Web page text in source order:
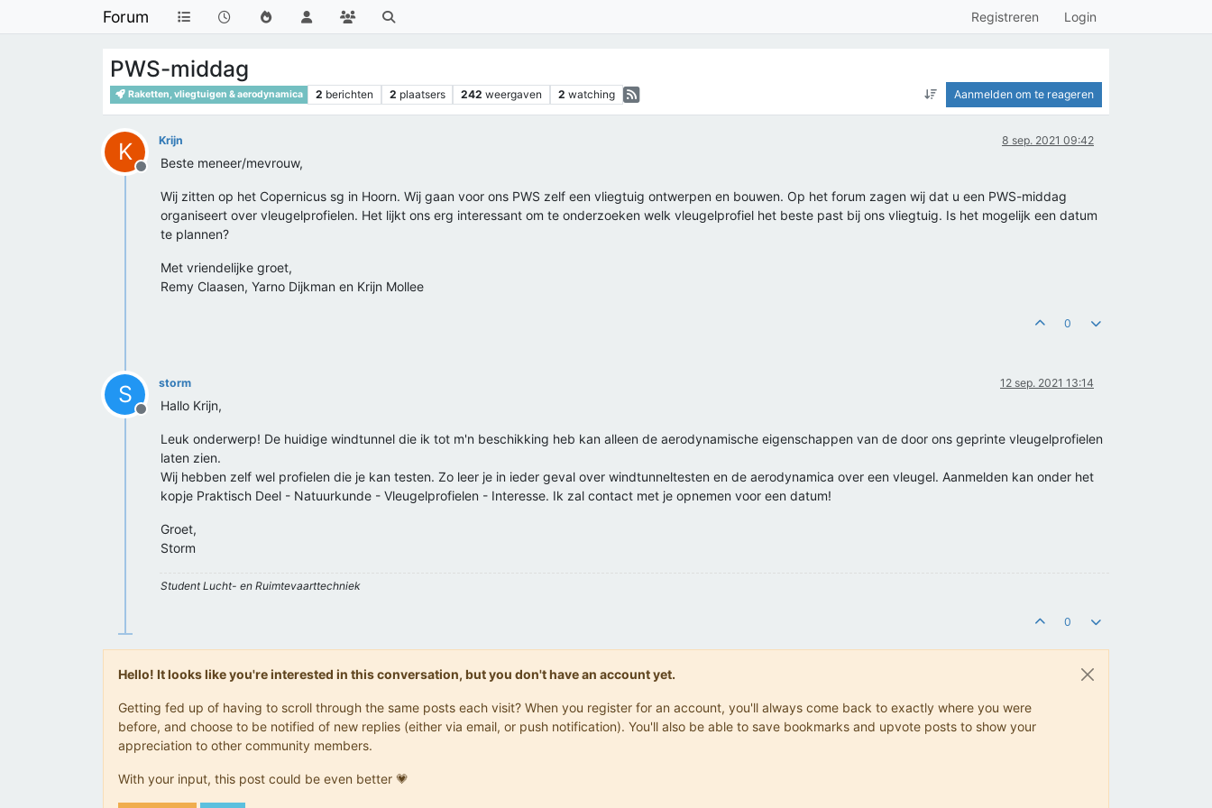
Forum Registreren Login
PWS-middag
Raketten, vliegtuigen & aerodynamica 2 berichten 2 plaatsers 242 weergaven 2 watching Aanmelden om te reageren
K
Offline
Krijn 8 sep. 2021 09:42
Beste meneer/mevrouw,
Wij zitten op het Copernicus sg in Hoorn. Wij gaan voor ons PWS zelf een vliegtuig ontwerpen en bouwen. Op het forum zagen wij dat u een PWS-middag
organiseert over vleugelprofielen. Het lijkt ons erg interessant om te onderzoeken welk vleugelprofiel het beste past bij ons vliegtuig. Is het mogelijk een datum
te plannen?
Met vriendelijke groet,
Remy Claasen, Yarno Dijkman en Krijn Mollee
0
S
Offline
storm 12 sep. 2021 13:14
Hallo Krijn,
Leuk onderwerp! De huidige windtunnel die ik tot m'n beschikking heb kan alleen de aerodynamische eigenschappen van de door ons geprinte vleugelprofielen
laten zien.
Wij hebben zelf wel profielen die je kan testen. Zo leer je in ieder geval over windtunneltesten en de aerodynamica over een vleugel. Aanmelden kan onder het
kopje Praktisch Deel - Natuurkunde - Vleugelprofielen - Interesse. Ik zal contact met je opnemen voor een datum!
Groet,
Storm
Student Lucht- en Ruimtevaarttechniek
0
Hello! It looks like you're interested in this conversation, but you don't have an account yet.
Getting fed up of having to scroll through the same posts each visit? When you register for an account, you'll always come back to exactly where you were
before, and choose to be notified of new replies (either via email, or push notification). You'll also be able to save bookmarks and upvote posts to show your
appreciation to other community members.
With your input, this post could be even better 💗